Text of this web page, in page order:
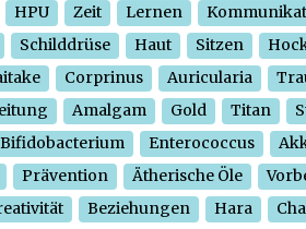
HPU
Zeit Lernen
Schilddrüse
Haut Sitzen
Corprinus Auricularia
Amalgam Gold Titan
Bifidobacterium
Enterococcus
Prävention
Ätherische Öle
Beziehungen Hara